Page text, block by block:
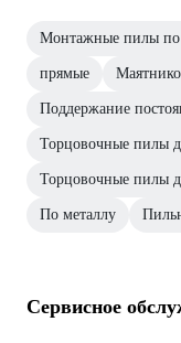
Монтажные пилы по
прямые
Поддержание
Торцовочные пилы
Торцовочные пилы
По металлу
Сервисное